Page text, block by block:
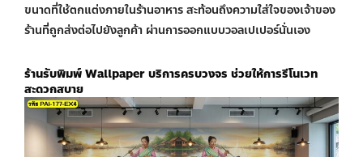
ขนาดที่ใช้ตกแต่งภายในร้านอาหาร สะท้อนถึงความใส่ใจของเจ้าของ
ร้านที่ถูกส่งต่อไปยังลูกค้า ผ่านการออกแบบวอลเปเปอร์นั่นเอง
ร้านรับพิมพ์ Wallpaperบริการครบวงจร ช่วยให้การรีโนเวท
สะดวกสบาย